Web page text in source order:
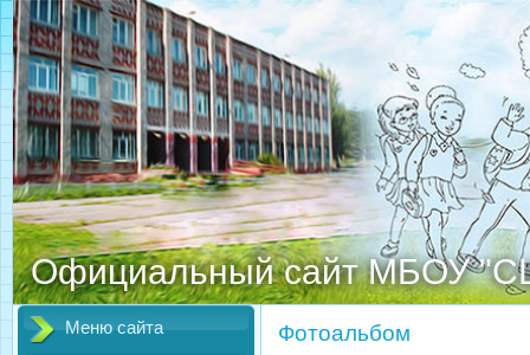
Официальный сайт МБОУ
Меню сайта Фотоальбом